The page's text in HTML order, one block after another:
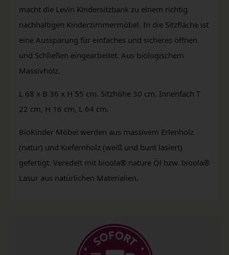
macht die Levin Kindersitzbank zu einem richtig
nachhaltigen Kinderzimmermöbel. In die Sitzfläche ist
eine Aussparung für einfaches und sicheres öffnen
und Schließen eingearbeitet. Aus biologischem
Massivholz.
L 68 x B 36 x H 55 cm. Sitzhöhe 30 cm. Innenfach T
22 cm, H 16 cm, L 64 cm.
BioKinder Möbel werden aus massivem Erlenholz
(natur) und Kiefernholz (weiß und bunt lasiert)
gefertigt. Veredelt mit bioola® nature Öl bzw. bioola®
Lasur aus natürlichen Materialien.